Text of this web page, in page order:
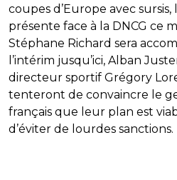
coupes d’Europe avec
présente face à la DNCG ce
Stéphane Richard sera
l’intérim jusqu’ici, Alban
directeur sportif Grégory
tenteront de convaincre le
français que leur plan est
d’éviter de lourdes sanctions.